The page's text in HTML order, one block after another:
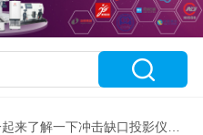
来了解一下冲击缺口投影仪的主要用途